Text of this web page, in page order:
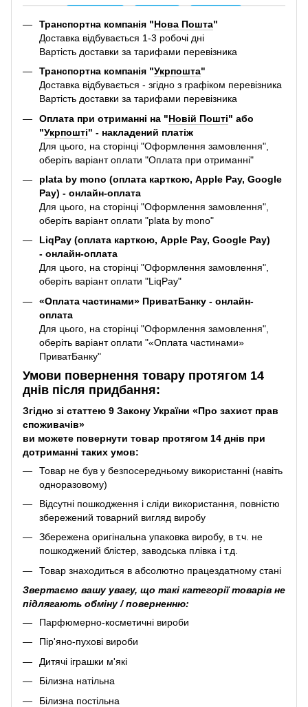
Транспортна компанія "Нова Пошта"
Доставка відбувається 1-3 робочі дні
Вартість доставки за тарифами перевізника
Транспортна компанія "Укрпошта"
Доставка відбувається - згідно з графіком перевізника
Вартість доставки за тарифами перевізника
Оплата при отриманні на "Новій Пошті" або
"Укрпошті" - накладений платіж
Для цього, на сторінці "Оформлення замовлення",
оберіть варіант оплати "Оплата при отриманні"
plata by mono (оплата карткою, Apple Pay, Google
Pay) - онлайн-оплата
Для цього, на сторінці "Оформлення замовлення",
оберіть варіант оплати "plata by mono"
LiqPay (оплата карткою, Apple Pay, Google Pay)
- онлайн-оплата
Для цього, на сторінці "Оформлення замовлення",
оберіть варіант оплати "LiqPay"
«Оплата частинами» ПриватБанку - онлайн-
оплата
Для цього, на сторінці "Оформлення замовлення",
оберіть варіант оплати "«Оплата частинами»
ПриватБанку"
Умови повернення товару протягом 14
днів після придбання:
Згідно зі статтею 9 Закону України «Про захист прав
споживачів»
ви можете повернути товар протягом 14 днів при
дотриманні таких умов:
Товар не був у безпосередньому використанні (навіть
одноразовому)
Відсутні пошкодження і сліди використання, повністю
збережений товарний вигляд виробу
Збережена оригінальна упаковка виробу, в т.ч. не
пошкоджений блістер, заводська плівка і т.д.
Товар знаходиться в абсолютно працездатному стані
Звертаємо вашу увагу, що такі категорії товарів не
підлягають обміну / поверненню:
Парфюмерно-косметичні вироби
Пір'яно-пухові вироби
Дитячі іграшки м'які
Білизна натільна
Білизна постільна